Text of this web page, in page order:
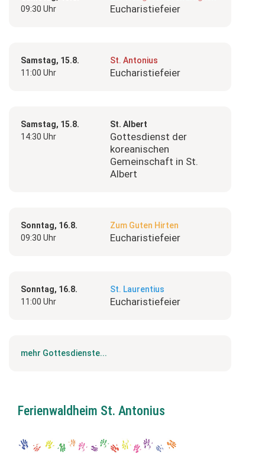
09:30 Uhr
Eucharistiefeier
Samstag, 15.8.
St. Antonius
11:00 Uhr
Eucharistiefeier
Samstag, 15.8.
St. Albert
14:30 Uhr
Gottesdienst der
koreanischen
Gemeinschaft in St.
Albert
Sonntag, 16.8.
Zum Guten Hirten
09:30 Uhr
Eucharistiefeier
Sonntag, 16.8.
St. Laurentius
11:00 Uhr
Eucharistiefeier
mehr Gottesdienste...
Ferienwaldheim St. Antonius